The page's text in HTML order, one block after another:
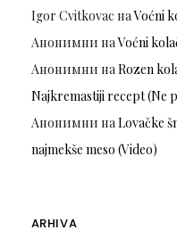
Igor Cvitkovac наVoćni
Анонимни наVoćni
Анонимни наRozen
Najkremastiji recept (Ne
Анонимни наLovačke
najmekše meso (Video)
ARHIVA